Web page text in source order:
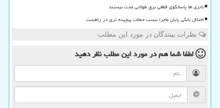
باتری ها پاسخگوی قطعی برق طولانی مدت نیستند
اختلال بانکی پایان ماجرا نیست حملات پیچیده تری در راهست
نظرات بینندگان در مورد این مطلب
لطفا شما همدر مورد این مطلبنظر دهید